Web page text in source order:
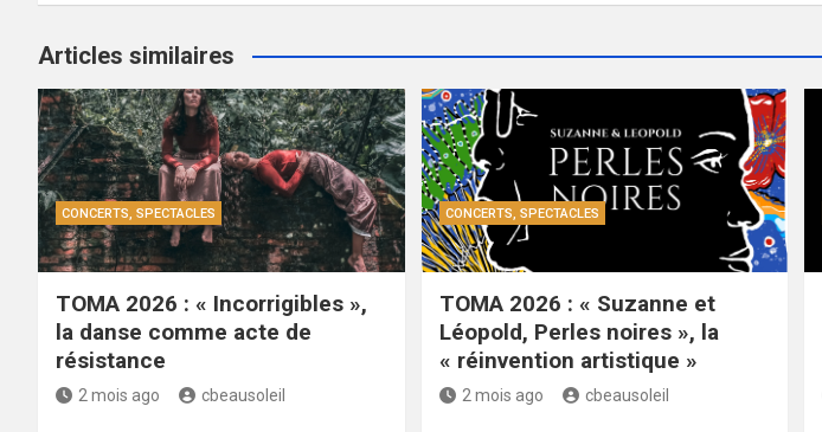
Articles similaires
CONCERTS, SPECTACLES
TOMA 2026 : « Incorrigibles »,
la danse comme acte de
résistance
2 mois ago cbeausoleil
CONCERTS, SPECTACLES
TOMA 2026 : « Suzanne et
Léopold, Perles noires », la
« réinvention artistique »
2 mois ago cbeausoleil